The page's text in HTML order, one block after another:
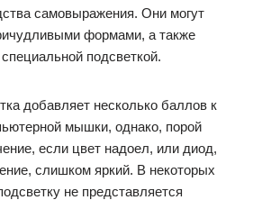
самовыражения. Они могут
формами, а также
подсветкой.
добавляет несколько баллов к
мышки, однако, порой
если цвет надоел, или диод,
слишком яркий. В некоторых
не представляется